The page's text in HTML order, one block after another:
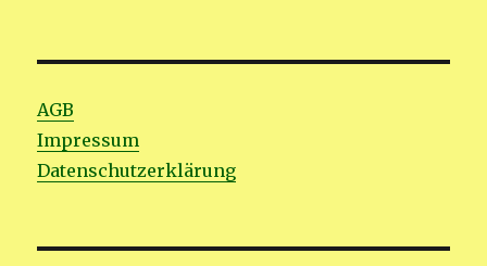
AGB
Impressum
Datenschutzerklärung